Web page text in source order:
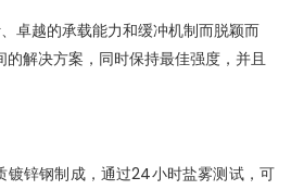
卓越的承载能力和缓冲机制而脱颖而
的解决方案，同时保持最佳强度，并且
镀锌钢制成，通过24小时盐雾测试，可